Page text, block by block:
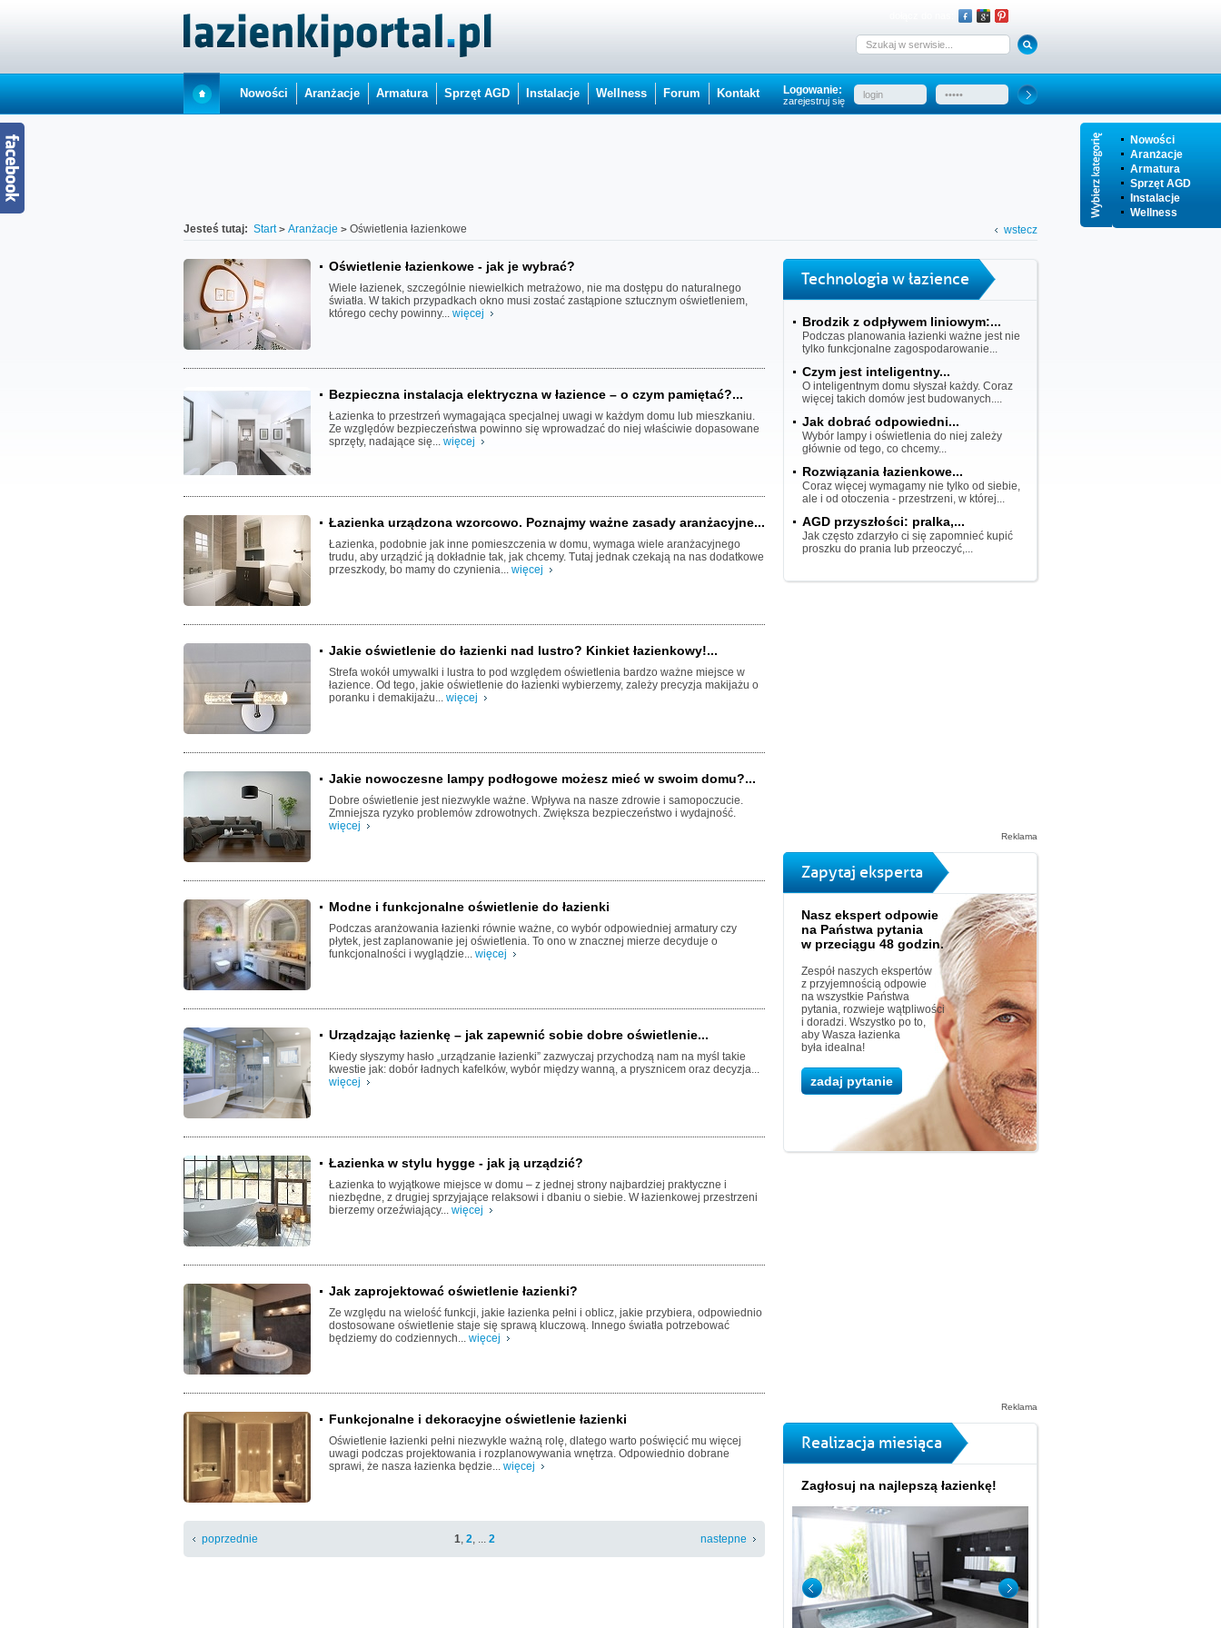
Nowości
Aranżacje
Armatura
Sprzęt AGD
Instalacje
Wellness
Nowości Aranżacje Armatura Sprzęt AGD Instalacje Wellness Forum Kontakt Logowanie:
zarejestruj się
Jesteś tutaj: Start Aranżacje Oświetlenia łazienkowe wstecz
Oświetlenie łazienkowe - jak je wybrać?
Wiele łazienek, szczególnie niewielkich metrażowo, nie ma dostępu do naturalnego
światła. W takich przypadkach okno musi zostać zastąpione sztucznym oświetleniem,
którego cechy powinny... więcej
Bezpieczna instalacja elektryczna w łazience – o czym pamiętać?...
Łazienka to przestrzeń wymagająca specjalnej uwagi w każdym domu lub mieszkaniu.
Ze względów bezpieczeństwa powinno się wprowadzać do niej właściwie dopasowane
sprzęty, nadające się... więcej
Łazienka urządzona wzorcowo. Poznajmy ważne zasady aranżacyjne...
Łazienka, podobnie jak inne pomieszczenia w domu, wymaga wiele aranżacyjnego
trudu, aby urządzić ją dokładnie tak, jak chcemy. Tutaj jednak czekają na nas dodatkowe
przeszkody, bo mamy do czynienia... więcej
Jakie oświetlenie do łazienki nad lustro? Kinkiet łazienkowy!...
Strefa wokół umywalki i lustra to pod względem oświetlenia bardzo ważne miejsce w
łazience. Od tego, jakie oświetlenie do łazienki wybierzemy, zależy precyzja makijażu o
poranku i demakijażu... więcej
Jakie nowoczesne lampy podłogowe możesz mieć w swoim domu?...
Dobre oświetlenie jest niezwykle ważne. Wpływa na nasze zdrowie i samopoczucie.
Zmniejsza ryzyko problemów zdrowotnych. Zwiększa bezpieczeństwo i wydajność.
więcej
Modne i funkcjonalne oświetlenie do łazienki
Podczas aranżowania łazienki równie ważne, co wybór odpowiedniej armatury czy
płytek, jest zaplanowanie jej oświetlenia. To ono w znacznej mierze decyduje o
funkcjonalności i wyglądzie... więcej
Urządzając łazienkę – jak zapewnić sobie dobre oświetlenie...
Kiedy słyszymy hasło „urządzanie łazienki” zazwyczaj przychodzą nam na myśl takie
kwestie jak: dobór ładnych kafelków, wybór między wanną, a prysznicem oraz decyzja...
więcej
Łazienka w stylu hygge - jak ją urządzić?
Łazienka to wyjątkowe miejsce w domu – z jednej strony najbardziej praktyczne i
niezbędne, z drugiej sprzyjające relaksowi i dbaniu o siebie. W łazienkowej przestrzeni
bierzemy orzeźwiający... więcej
Jak zaprojektować oświetlenie łazienki?
Ze względu na wielość funkcji, jakie łazienka pełni i oblicz, jakie przybiera, odpowiednio
dostosowane oświetlenie staje się sprawą kluczową. Innego światła potrzebować
będziemy do codziennych... więcej
Funkcjonalne i dekoracyjne oświetlenie łazienki
Oświetlenie łazienki pełni niezwykle ważną rolę, dlatego warto poświęcić mu więcej
uwagi podczas projektowania i rozplanowywania wnętrza. Odpowiednio dobrane
sprawi, że nasza łazienka będzie... więcej
poprzednie 1, 2, ... 2 nastepne
Technologia w łazience
Brodzik z odpływem liniowym:...
Podczas planowania łazienki ważne jest nie
tylko funkcjonalne zagospodarowanie...
Czym jest inteligentny...
O inteligentnym domu słyszał każdy. Coraz
więcej takich domów jest budowanych....
Jak dobrać odpowiedni...
Wybór lampy i oświetlenia do niej zależy
głównie od tego, co chcemy...
Rozwiązania łazienkowe...
Coraz więcej wymagamy nie tylko od siebie,
ale i od otoczenia - przestrzeni, w której...
AGD przyszłości: pralka,...
Jak często zdarzyło ci się zapomnieć kupić
proszku do prania lub przeoczyć,...
Reklama
Zapytaj eksperta
Nasz ekspert odpowie
na Państwa pytania
w przeciągu 48 godzin.
Zespół naszych ekspertów
z przyjemnością odpowie
na wszystkie Państwa
pytania, rozwieje wątpliwości
i doradzi. Wszystko po to,
aby Wasza łazienka
była idealna!
zadaj pytanie
Reklama
Realizacja miesiąca
Zagłosuj na najlepszą łazienkę!